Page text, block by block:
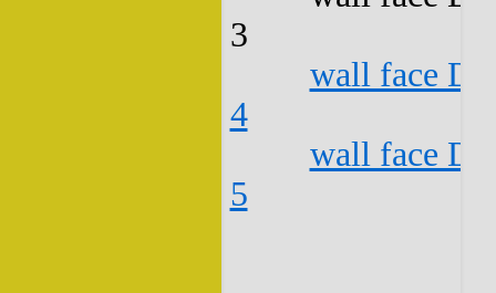
3
wall face
4
wall face
5